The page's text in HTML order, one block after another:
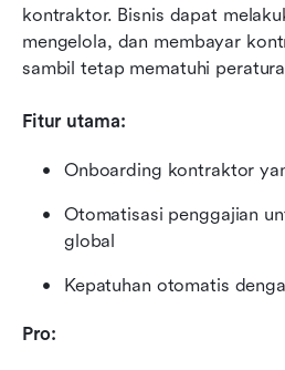
kontraktor. Bisnis dapat
mengelola, dan membayar
sambil tetap mematuhi
Fitur utama:
Onboarding kontraktor
Otomatisasi penggajian
global
Kepatuhan otomatis
Pro: